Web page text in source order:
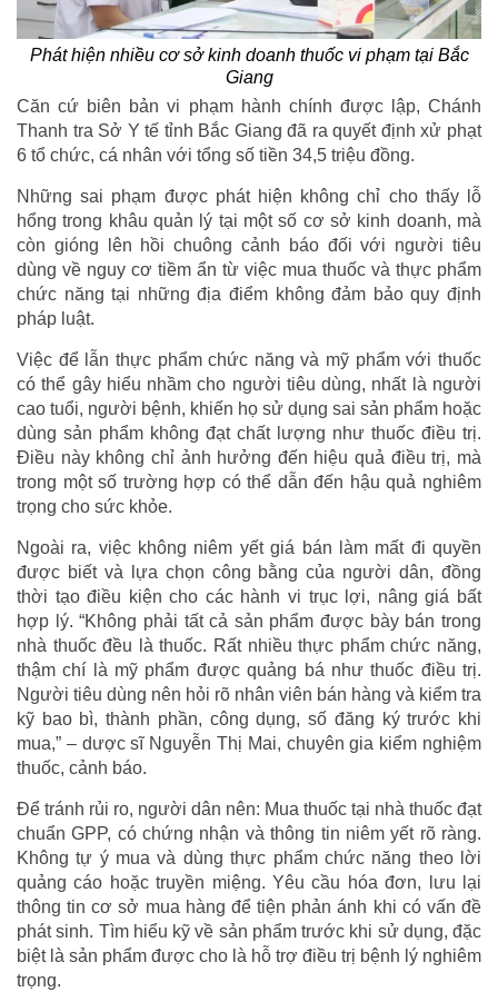
Phát hiện nhiều cơ sở kinh doanh thuốc vi phạm tại Bắc
Giang
Căn cứ biên bản vi phạm hành chính được lập, Chánh
Thanh tra Sở Y tế tỉnh Bắc Giang đã ra quyết định xử phạt
6 tổ chức, cá nhân với tổng số tiền 34,5 triệu đồng.
Những sai phạm được phát hiện không chỉ cho thấy lỗ
hổng trong khâu quản lý tại một số cơ sở kinh doanh, mà
còn gióng lên hồi chuông cảnh báo đối với người tiêu
dùng về nguy cơ tiềm ẩn từ việc mua thuốc và thực phẩm
chức năng tại những địa điểm không đảm bảo quy định
pháp luật.
Việc để lẫn thực phẩm chức năng và mỹ phẩm với thuốc
có thể gây hiểu nhầm cho người tiêu dùng, nhất là người
cao tuổi, người bệnh, khiến họ sử dụng sai sản phẩm hoặc
dùng sản phẩm không đạt chất lượng như thuốc điều trị.
Điều này không chỉ ảnh hưởng đến hiệu quả điều trị, mà
trong một số trường hợp có thể dẫn đến hậu quả nghiêm
trọng cho sức khỏe.
Ngoài ra, việc không niêm yết giá bán làm mất đi quyền
được biết và lựa chọn công bằng của người dân, đồng
thời tạo điều kiện cho các hành vi trục lợi, nâng giá bất
hợp lý. “Không phải tất cả sản phẩm được bày bán trong
nhà thuốc đều là thuốc. Rất nhiều thực phẩm chức năng,
thậm chí là mỹ phẩm được quảng bá như thuốc điều trị.
Người tiêu dùng nên hỏi rõ nhân viên bán hàng và kiểm tra
kỹ bao bì, thành phần, công dụng, số đăng ký trước khi
mua,” – dược sĩ Nguyễn Thị Mai, chuyên gia kiểm nghiệm
thuốc, cảnh báo.
Để tránh rủi ro, người dân nên: Mua thuốc tại nhà thuốc đạt
chuẩn GPP, có chứng nhận và thông tin niêm yết rõ ràng.
Không tự ý mua và dùng thực phẩm chức năng theo lời
quảng cáo hoặc truyền miệng. Yêu cầu hóa đơn, lưu lại
thông tin cơ sở mua hàng để tiện phản ánh khi có vấn đề
phát sinh. Tìm hiểu kỹ về sản phẩm trước khi sử dụng, đặc
biệt là sản phẩm được cho là hỗ trợ điều trị bệnh lý nghiêm
trọng.